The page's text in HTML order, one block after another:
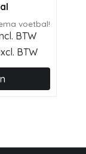
voetbal!
BTW
BTW